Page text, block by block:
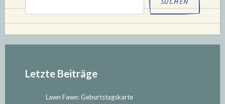
Letzte Beiträge
Lawn Fawn: Geburtstagskarte